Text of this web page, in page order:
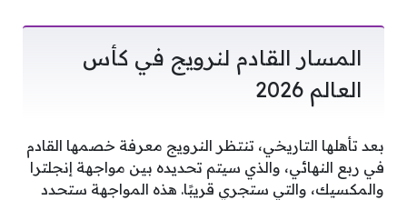
المسار القادم لنرويج في كأس
العالم 2026
بعد تأهلها التاريخي، تنتظر النرويج معرفة خصمها القادم
في ربع النهائي، والذي سيتم تحديده بين مواجهة إنجلترا
والمكسيك، والتي ستجري قريبًا. هذه المواجهة ستحدد